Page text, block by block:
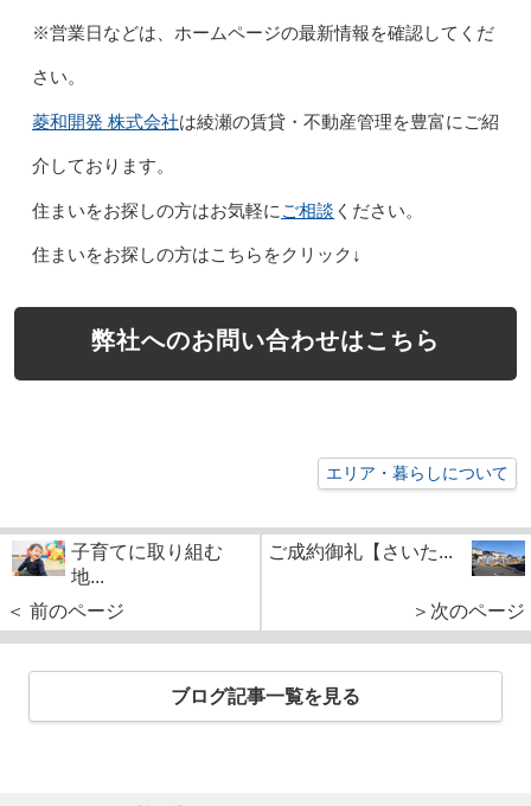
※営業日などは、ホームページの最新情報を確認してくだ
さい。
菱和開発 株式会社は綾瀬の賃貸・不動産管理を豊富にご紹
介しております。
住まいをお探しの方はお気軽に ご相談 ください。
住まいをお探しの方はこちらをクリック↓
弊社へのお問い合わせはこちら
エリア・暮らしについて
子育てに取り組む
地...
＜ 前のページ
ご成約御礼【さいた...
＞次のページ
ブログ記事一覧を見る